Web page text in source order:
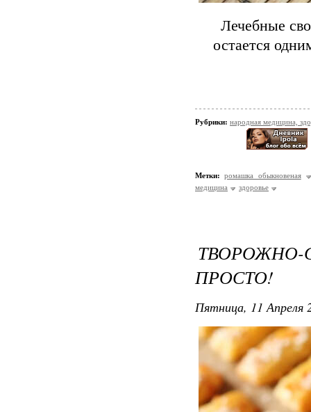
Лечебные
остается
Рубрики: народная медицина,
Метки:
ромашка обыкновеная
медицина
здоровье
ПРОСТО!
Пятница, 11 Апреля